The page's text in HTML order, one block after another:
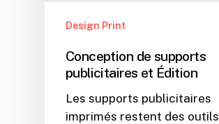
Design Print
Conception de supports
publicitaires et Édition
Les supports publicitaires
imprimés restent des outils